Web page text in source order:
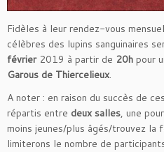
Fidèles à leur rendez-vous
célèbres des lupins sanguinaires
février2019 à partir de 20h pour
Garous de Thiercelieux.
A noter : en raison du succès de
répartis entre deux salles, une
moins jeunes/plus âgés/trouvez la
limiterons le nombre de